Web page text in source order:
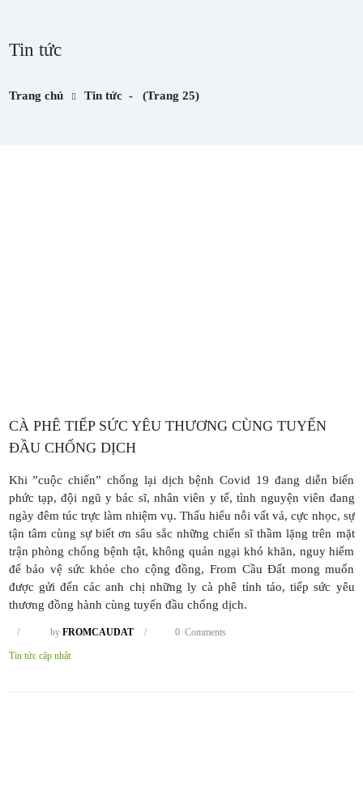
Tin tức
Trang chủ Tin tức- (Trang 25)
CÀ PHÊ TIẾP SỨC YÊU THƯƠNG CÙNG TUYẾN
ĐẦU CHỐNG DỊCH
Khi ”cuộc chiến” chống lại dịch bệnh Covid 19 đang diễn biến
phức tạp, đội ngũ y bác sĩ, nhân viên y tế, tình nguyện viên đang
ngày đêm túc trực làm nhiệm vụ. Thấu hiểu nỗi vất vả, cực nhọc, sự
tận tâm cùng sự biết ơn sâu sắc những chiến sĩ thầm lặng trên mặt
trận phòng chống bệnh tật, không quản ngại khó khăn, nguy hiểm
để bảo vệ sức khỏe cho cộng đồng, From Cầu Đất mong muốn
được gửi đến các anh chị những ly cà phê tỉnh táo, tiếp sức yêu
thương đồng hành cùng tuyến đầu chống dịch.
/ by FROMCAUDAT / 0 Comments
Tin tức cập nhật